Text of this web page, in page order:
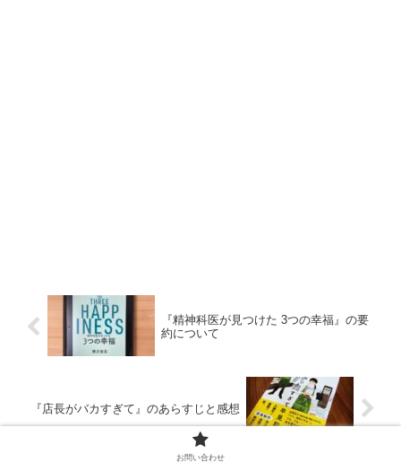
『精神科医が見つけた 3つの幸福』の要
約について
『店長がバカすぎて』のあらすじと感想
お問い合わせ